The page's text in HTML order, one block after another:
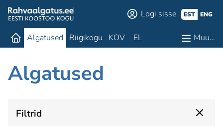
Logi sisse EST ENG
Algatused Riigikogu KOV EL Muu…
Algatused
Filtrid